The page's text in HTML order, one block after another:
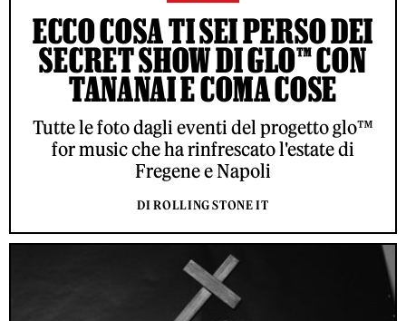
ECCO COSA TI SEI PERSO DEI
SECRET SHOW DI GLO™ CON
TANANAI E COMA COSE
Tutte le foto dagli eventi del progetto glo™
for music che ha rinfrescato l'estate di
Fregene e Napoli
DI ROLLING STONE IT